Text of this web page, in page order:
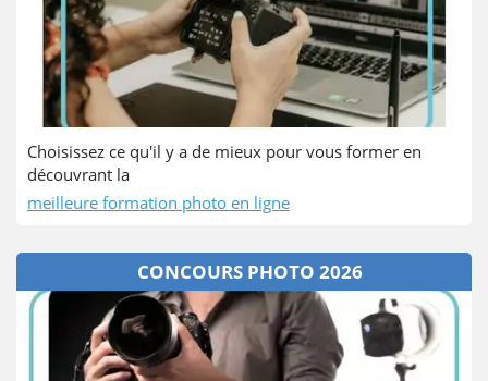
Choisissez ce qu'il y a de mieux pour vous former en
découvrant la
meilleure formation photo en ligne
CONCOURS PHOTO 2026